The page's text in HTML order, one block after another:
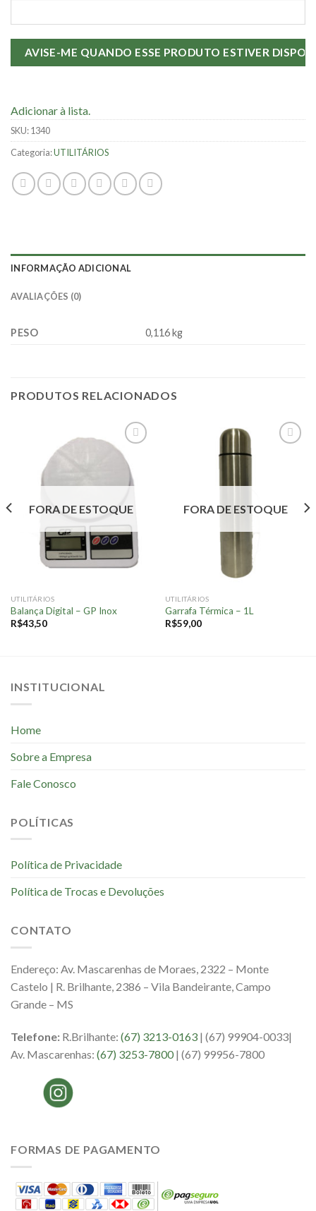
Adicionar à lista.
SKU:1340
Categoria:UTILITÁRIOS
INFORMAÇÃO ADICIONAL
AVALIAÇÕES (0)
PESO 0,116 kg
PRODUTOS RELACIONADOS
Adicionar
à lista.
FORA DE ESTOQUE
UTILITÁRIOS
Balança Digital – GP Inox
R$43,50
FORA DE ESTOQUE
UTILITÁRIOS
Garrafa Térmica – 1L
R$59,00
INSTITUCIONAL
Home
Sobre a Empresa
Fale Conosco
POLÍTICAS
Política de Privacidade
Política de Trocas e Devoluções
CONTATO
Endereço: Av. Mascarenhas de Moraes, 2322 – Monte
Castelo | R. Brilhante, 2386 – Vila Bandeirante, Campo
Grande – MS
Telefone: R.Brilhante: (67) 3213-0163 | (67) 99904-0033|
Av. Mascarenhas: (67) 3253-7800 | (67) 99956-7800
FORMAS DE PAGAMENTO